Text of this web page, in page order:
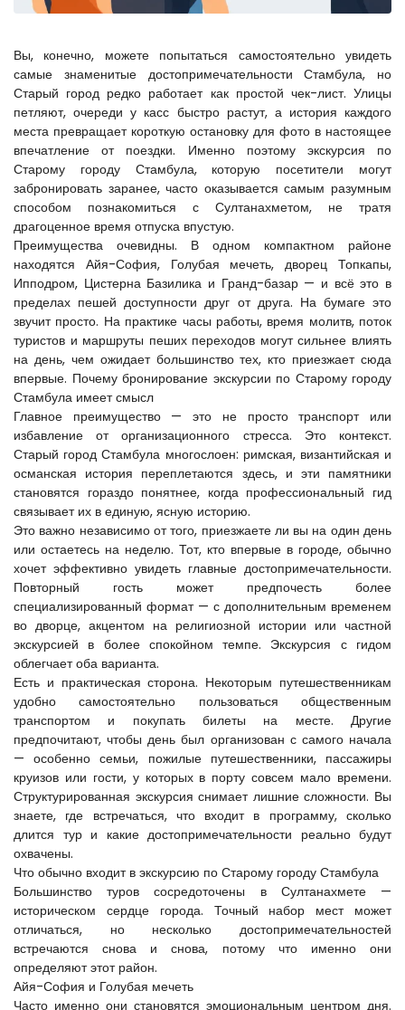
Вы, конечно, можете попытаться самостоятельно увидеть
самые знаменитые достопримечательности Стамбула, но
Старый город редко работает как простой чек-лист. Улицы
петляют, очереди у касс быстро растут, а история каждого
места превращает короткую остановку для фото в настоящее
впечатление от поездки. Именно поэтому экскурсия по
Старому городу Стамбула, которую посетители могут
забронировать заранее, часто оказывается самым разумным
способом познакомиться с Султанахметом, не тратя
драгоценное время отпуска впустую.
Преимущества очевидны. В одном компактном районе
находятся Айя-София, Голубая мечеть, дворец Топкапы,
Ипподром, Цистерна Базилика и Гранд-базар — и всё это в
пределах пешей доступности друг от друга. На бумаге это
звучит просто. На практике часы работы, время молитв, поток
туристов и маршруты пеших переходов могут сильнее влиять
на день, чем ожидает большинство тех, кто приезжает сюда
впервые. Почему бронирование экскурсии по Старому городу
Стамбула имеет смысл
Главное преимущество — это не просто транспорт или
избавление от организационного стресса. Это контекст.
Старый город Стамбула многослоен: римская, византийская и
османская история переплетаются здесь, и эти памятники
становятся гораздо понятнее, когда профессиональный гид
связывает их в единую, ясную историю.
Это важно независимо от того, приезжаете ли вы на один день
или остаетесь на неделю. Тот, кто впервые в городе, обычно
хочет эффективно увидеть главные достопримечательности.
Повторный гость может предпочесть более
специализированный формат — с дополнительным временем
во дворце, акцентом на религиозной истории или частной
экскурсией в более спокойном темпе. Экскурсия с гидом
облегчает оба варианта.
Есть и практическая сторона. Некоторым путешественникам
удобно самостоятельно пользоваться общественным
транспортом и покупать билеты на месте. Другие
предпочитают, чтобы день был организован с самого начала
— особенно семьи, пожилые путешественники, пассажиры
круизов или гости, у которых в порту совсем мало времени.
Структурированная экскурсия снимает лишние сложности. Вы
знаете, где встречаться, что входит в программу, сколько
длится тур и какие достопримечательности реально будут
охвачены.
Что обычно входит в экскурсию по Старому городу Стамбула
Большинство туров сосредоточены в Султанахмете —
историческом сердце города. Точный набор мест может
отличаться, но несколько достопримечательностей
встречаются снова и снова, потому что именно они
определяют этот район.
Айя-София и Голубая мечеть
Часто именно они становятся эмоциональным центром дня.